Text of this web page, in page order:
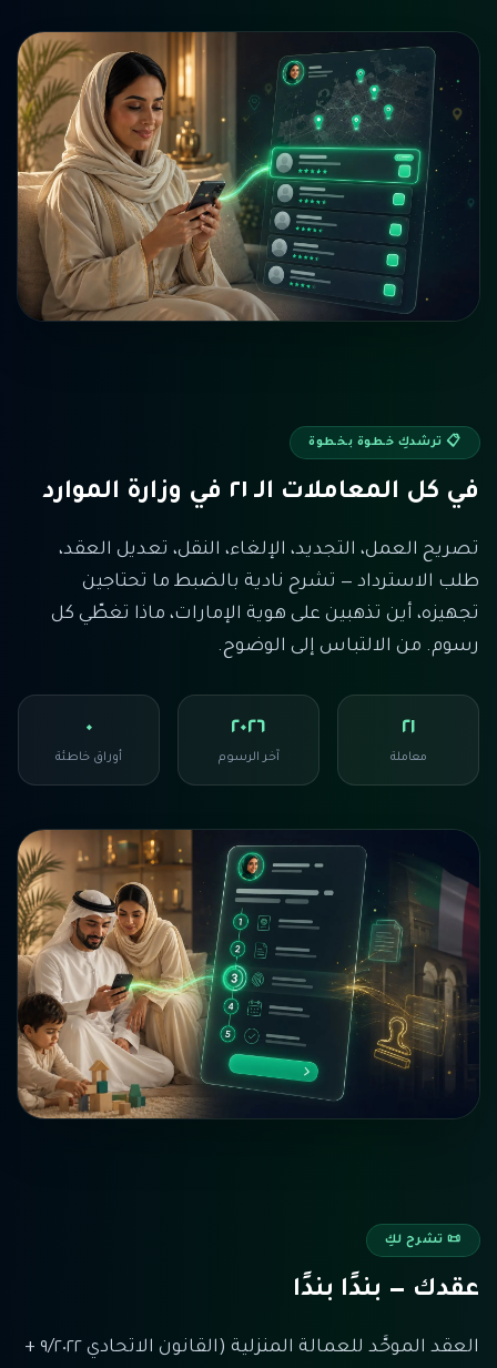
📋 ترشدكِ خطوة بخطوة
في كل المعاملات الـ ٢١ في وزارة الموارد
تصريح العمل، التجديد، الإلغاء، النقل، تعديل العقد،
طلب الاسترداد — تشرح نادية بالضبط ما تحتاجين
تجهيزه، أين تذهبين على هوية الإمارات، ماذا تغطّي كل
رسوم. من الالتباس إلى الوضوح.
٢١
معاملة
٢٠٢٦
آخر الرسوم
٠
أوراق خاطئة
📜 تشرح لكِ
عقدك — بندًا بندًا
العقد الموحَّد للعمالة المنزلية (القانون الاتحادي ٩/٢٠٢٢ +